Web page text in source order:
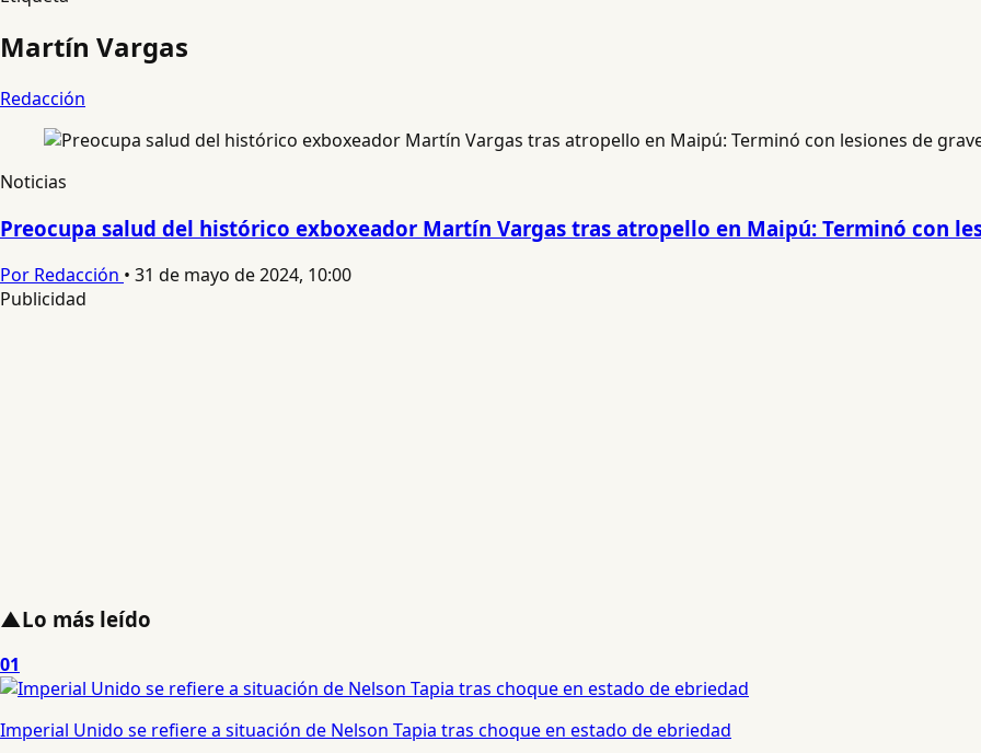
Martín Vargas
Redacción
Noticias
Preocupa salud del histórico exboxeador Martín Vargas tras atropello en Maipú: Terminó con
Por Redacción • 31 de mayo de 2024, 10:00
Publicidad
▲Lo más leído
01
Imperial Unido se refiere a situación de Nelson Tapia tras choque en estado de ebriedad